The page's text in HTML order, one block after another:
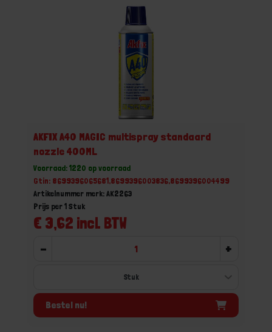
AKFIX A40 MAGIC multispray standaard
nozzle 400ML
Voorraad: 1220 op voorraad
Gtin: 8699396065681,8699396003836,8699396004499
Artikelnummer merk: AK2263
€ 3,62 incl. BTW
Prijs per 1 Stuk
- +
Bestel nu!